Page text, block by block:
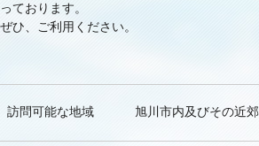
っております。
ぜひ、ご利用ください。
訪問可能な地域 旭川市内及びその近